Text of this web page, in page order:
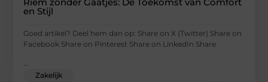
en Stijl
Goed artikel? Deel hem dan op: Share on X (Twitter) Share on
Facebook Share on Pinterest Share on LinkedIn Share
...
Zakelijk